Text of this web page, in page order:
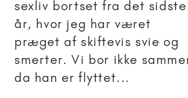
sexliv bortset fra det sidste
år, hvor jeg har været
præget af skiftevis svie og
smerter. Vi bor ikke
da han er flyttet...